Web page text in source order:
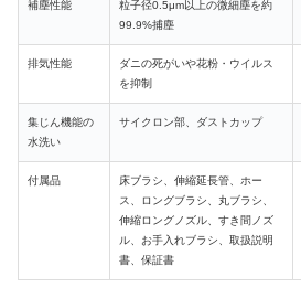
補塵性能
粒子径0.5μm以上の微細塵を約
99.9%捕塵
排気性能
ダニの死がいや花粉・ウイルス
を抑制
集じん機能の
水洗い
サイクロン部 、ダストカップ
付属品
床ブラシ、伸縮延長管、ホー
ス、
ロングブラシ、丸ブラシ、
伸縮ロングノズル 、すき間ノズ
ル、お手入れブラシ、取扱説明
書、保証書